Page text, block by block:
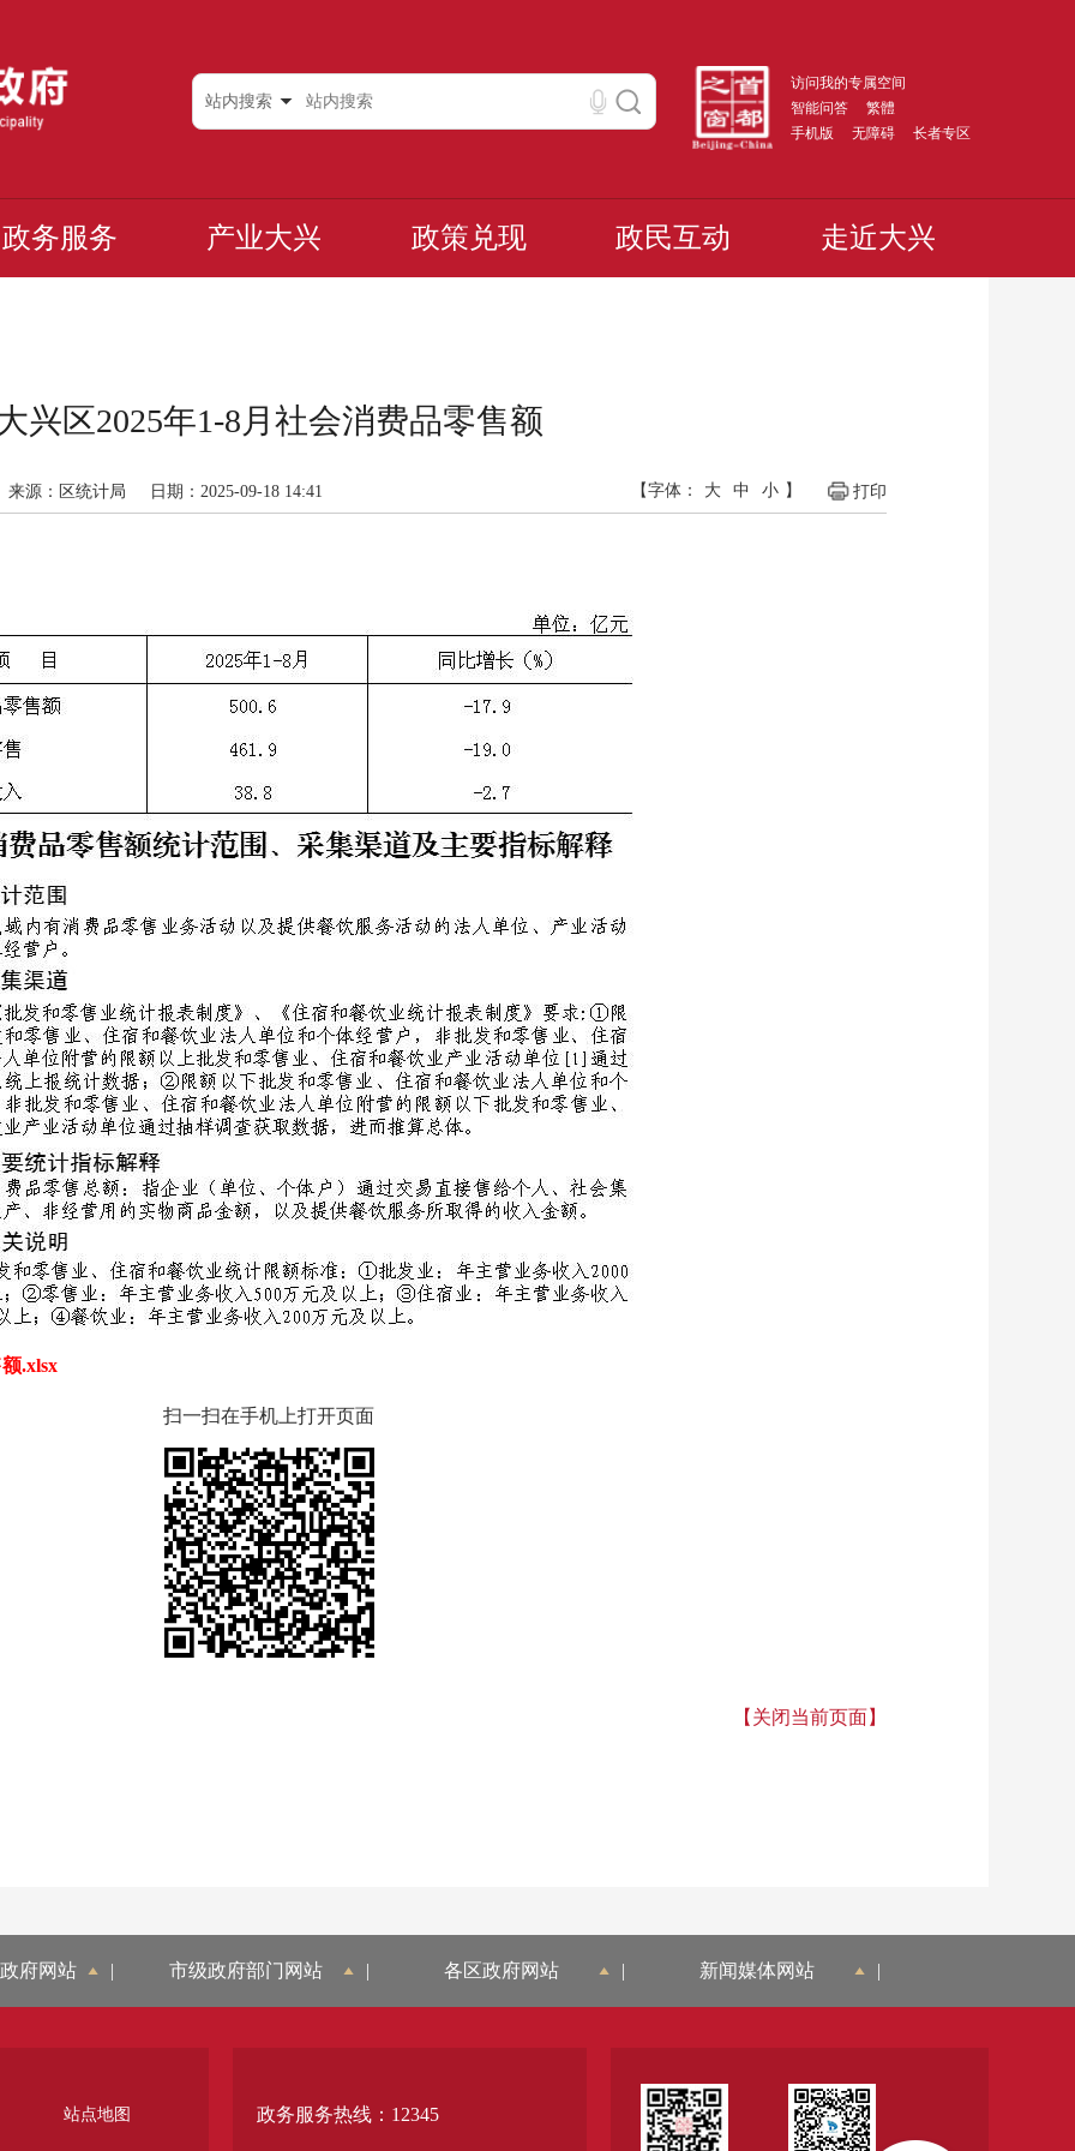
访问我的专属空间
智能问答
繁體
手机版
无障碍 长者专区
站内搜索
政务服务 产业大兴 政策兑现 政民互动 走近大兴
兴区2025年1-8月社会消费品零售额
来源：区统计局 日期：2025-09-18 14:41 打印
【字体： 大 中 小 】
.xlsx
扫一扫在手机上打开页面
【关闭当前页面】
府网站 | 市级政府部门网站 | 各区政府网站 | 新闻媒体网站 |
站点地图 政务服务热线：12345